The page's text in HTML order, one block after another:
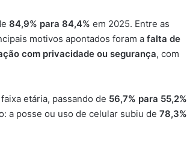
84,9% para 84,4% em 2025. Entre as
motivos apontados foram afalta de
com privacidade ou segurança, com
etária, passando de 56,7% para 55,2%
a posse ou uso de celular subiu de78,3%